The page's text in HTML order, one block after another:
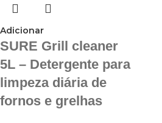
Adicionar
SURE Grill cleaner
5L – Detergente para
limpeza diária de
fornos e grelhas